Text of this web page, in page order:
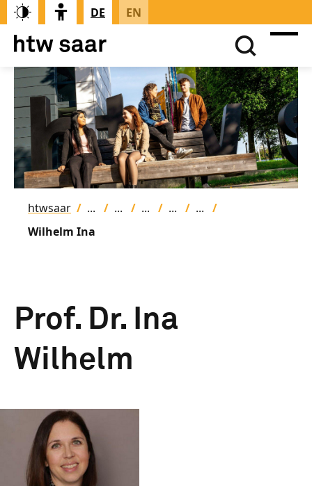
DE EN
htwsaar
Wilhelm Ina
Prof. Dr. Ina
Wilhelm